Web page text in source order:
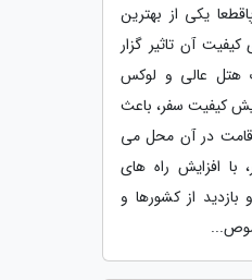
یکی از بهترین
آن تاثیر گزار
هتل عالی و لوکس
کیفیت سفر، باعث
در آن محل می
افزایش راه های
بازدید از کشورها و